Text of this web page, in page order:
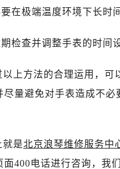
黑龙江省黑河市爱
黑龙江省佳木斯市向
黑龙江省七台河市
黑龙江省齐齐哈尔市
黑龙江省伊春市伊
吉林省白城市洮北
在极端温度环境下长时
检查并调整手表的时间
以上方法的合理运用，可
尽量避免对手表造成不必
就是北京浪琴维修服务中
面400电话进行咨询，我